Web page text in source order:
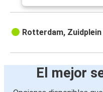
Rotterdam, Zuidplein
El mejor